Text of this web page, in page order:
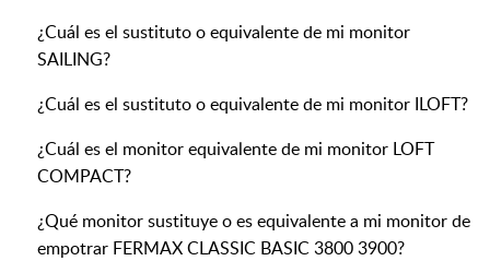
¿Cuál es el sustituto o equivalente de mi monitor
SAILING?
¿Cuál es el sustituto o equivalente de mi monitor ILOFT?
¿Cuál es el monitor equivalente de mi monitor LOFT
COMPACT?
¿Qué monitor sustituye o es equivalente a mi monitor de
empotrar FERMAX CLASSIC BASIC 3800 3900?